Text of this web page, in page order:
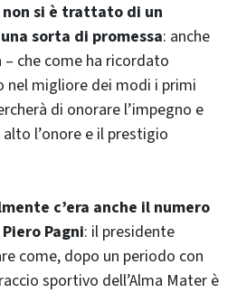
si è trattato di un
sorta di promessa: anche
– che come ha ricordato
migliore dei modi i primi
di onorare l’impegno e
l’onore e il prestigio
c’era anche il numero
Pagni: il presidente
come, dopo un periodo con
sportivo dell’Alma Mater è